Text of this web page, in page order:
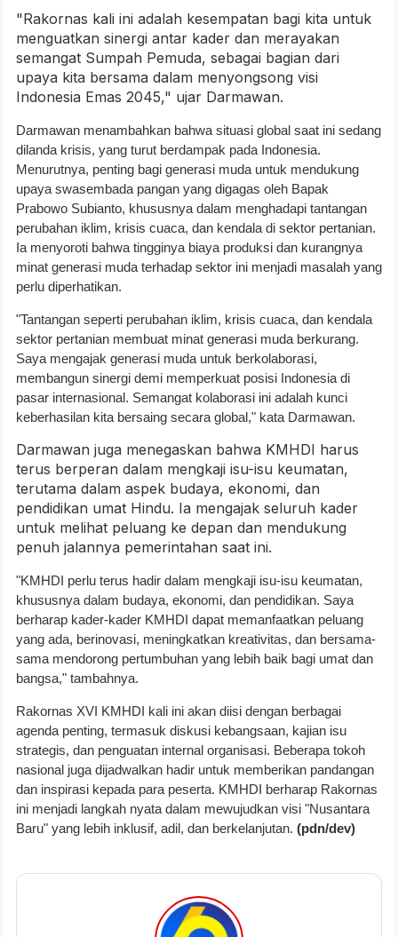
"Rakornas kali ini adalah kesempatan bagi kita untuk
menguatkan sinergi antar kader dan merayakan
semangat Sumpah Pemuda, sebagai bagian dari
upaya kita bersama dalam menyongsong visi
Indonesia Emas 2045," ujar Darmawan.
Darmawan menambahkan bahwa situasi global saat ini sedang
dilanda krisis, yang turut berdampak pada Indonesia.
Menurutnya, penting bagi generasi muda untuk mendukung
upaya swasembada pangan yang digagas oleh Bapak
Prabowo Subianto, khususnya dalam menghadapi tantangan
perubahan iklim, krisis cuaca, dan kendala di sektor pertanian.
Ia menyoroti bahwa tingginya biaya produksi dan kurangnya
minat generasi muda terhadap sektor ini menjadi masalah yang
perlu diperhatikan.
"Tantangan seperti perubahan iklim, krisis cuaca, dan kendala
sektor pertanian membuat minat generasi muda berkurang.
Saya mengajak generasi muda untuk berkolaborasi,
membangun sinergi demi memperkuat posisi Indonesia di
pasar internasional. Semangat kolaborasi ini adalah kunci
keberhasilan kita bersaing secara global," kata Darmawan.
Darmawan juga menegaskan bahwa KMHDI harus
terus berperan dalam mengkaji isu-isu keumatan,
terutama dalam aspek budaya, ekonomi, dan
pendidikan umat Hindu. Ia mengajak seluruh kader
untuk melihat peluang ke depan dan mendukung
penuh jalannya pemerintahan saat ini.
"KMHDI perlu terus hadir dalam mengkaji isu-isu keumatan,
khususnya dalam budaya, ekonomi, dan pendidikan. Saya
berharap kader-kader KMHDI dapat memanfaatkan peluang
yang ada, berinovasi, meningkatkan kreativitas, dan bersama-
sama mendorong pertumbuhan yang lebih baik bagi umat dan
bangsa," tambahnya.
Rakornas XVI KMHDI kali ini akan diisi dengan berbagai
agenda penting, termasuk diskusi kebangsaan, kajian isu
strategis, dan penguatan internal organisasi. Beberapa tokoh
nasional juga dijadwalkan hadir untuk memberikan pandangan
dan inspirasi kepada para peserta. KMHDI berharap Rakornas
ini menjadi langkah nyata dalam mewujudkan visi "Nusantara
Baru" yang lebih inklusif, adil, dan berkelanjutan. (pdn/dev)